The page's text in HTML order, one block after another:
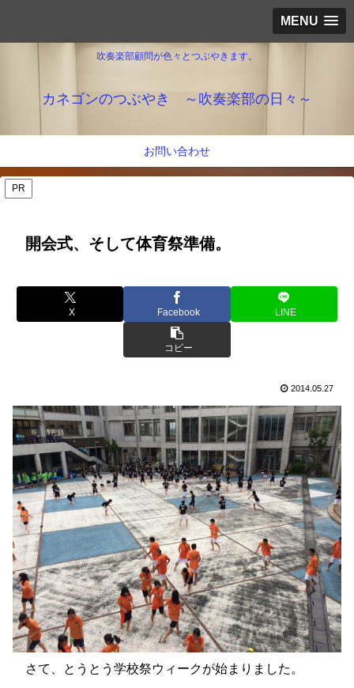
MENU
吹奏楽部顧問が色々とつぶやきます。
カネゴンのつぶやき ～吹奏楽部の日々～
お問い合わせ
PR
開会式、そして体育祭準備。
X Facebook LINE
コピー
2014.05.27
さて、とうとう学校祭ウィークが始まりました。